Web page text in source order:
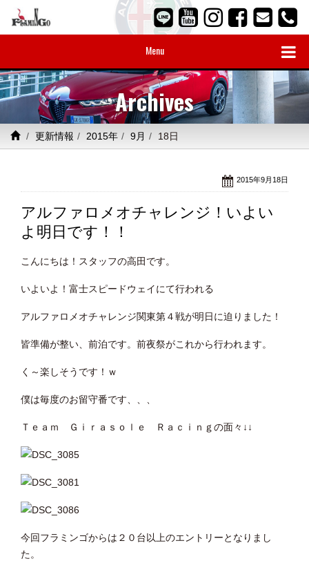
Menu
Archives
更新情報 2015年 9月 18日
2015年9月18日
アルファロメオチャレンジ！いよい
よ明日です！！
こんにちは！スタッフの高田です。
いよいよ！富士スピードウェイにて行われる
アルファロメオチャレンジ関東第４戦が明日に迫りました！
皆準備が整い、前泊です。前夜祭がこれから行われます。
く～楽しそうです！ｗ
僕は毎度のお留守番です、、、
Ｔｅａｍ Ｇｉｒａｓｏｌｅ Ｒａｃｉｎｇの面々↓↓
今回フラミンゴからは２０台以上のエントリーとなりまし
た。